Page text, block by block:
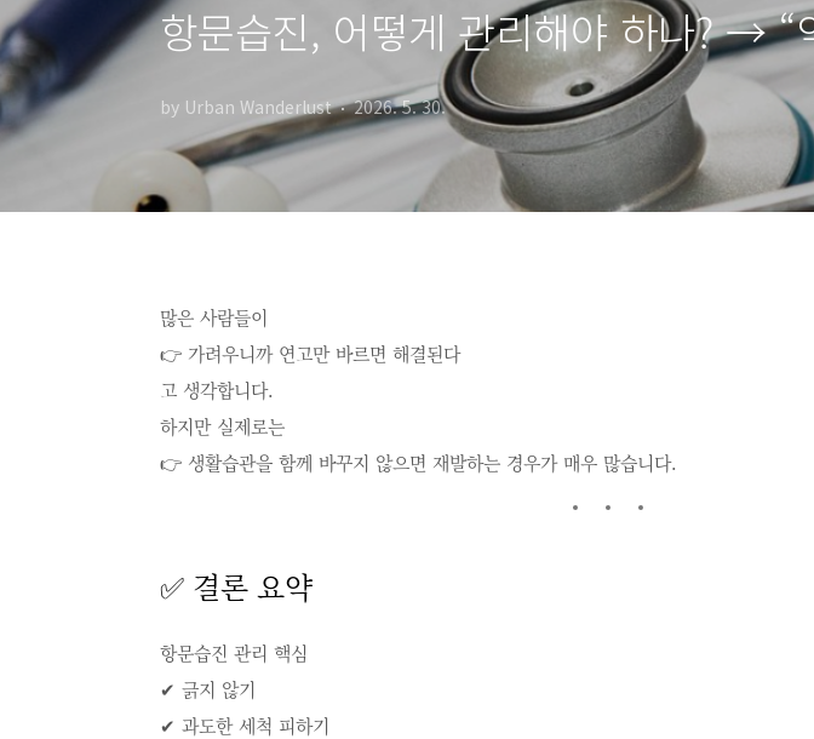
항문습진, 어떻게 관리해야 하나? → “
by Urban Wanderlust 2026. 5. 30.
많은 사람들이
👉 가려우니까 연고만 바르면 해결된다
고 생각합니다.
하지만 실제로는
👉 생활습관을 함께 바꾸지 않으면 재발하는 경우가 매우 많습니다.
✅ 결론 요약
항문습진 관리 핵심
✔ 긁지 않기
✔ 과도한 세척 피하기